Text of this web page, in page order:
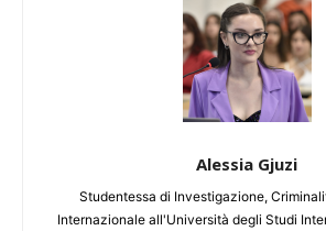
Alessia Gjuzi
Studentessa di Investigazione,
Internazionale all'Università degli Studi